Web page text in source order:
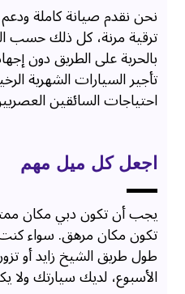
نحن نقدم صيانة كاملة
ترقية مرنة، كل ذلك حسب
بالحرية على الطريق دون
تأجير السيارات الشهرية
احتياجات السائقين
اجعل كل ميل مهم
يجب أن تكون دبي مكان
تكون مكان مرهق. سواء
طول طريق الشيخ زايد أو
الأسبوع، لديك سيارتك ولا